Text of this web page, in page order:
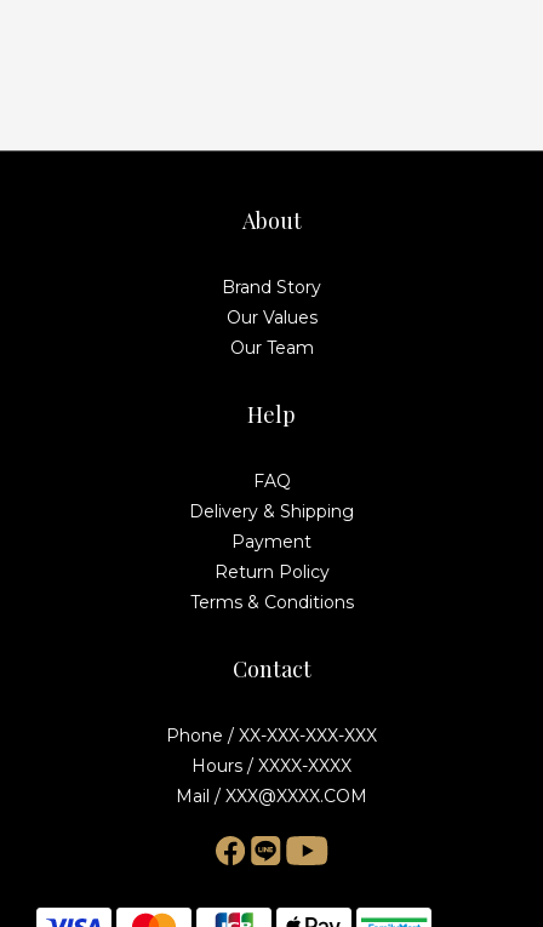
About
Brand Story
Our Values
Our Team
Help
FAQ
Delivery & Shipping
Payment
Return Policy
Terms & Conditions
Contact
Phone / XX-XXX-XXX-XXX
Hours / XXXX-XXXX
Mail / XXX@XXXX.COM